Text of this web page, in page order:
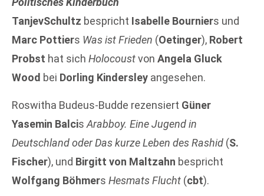
TanjevSchultz bespricht Isabelle Bourniers und
Marc Pottiers Was ist Frieden (Oetinger), Robert
Probst hat sich Holocoustvon Angela Gluck
Wood bei Dorling Kindersley angesehen.
Roswitha Budeus-Budde rezensiert Güner
Yasemin Balcis Arabboy. Eine Jugend in
Deutschland oder Das kurze Leben des Rashid (S.
Fischer), und Birgitt von Maltzahn bespricht
Wolfgang Böhmers Hesmats Flucht (cbt).